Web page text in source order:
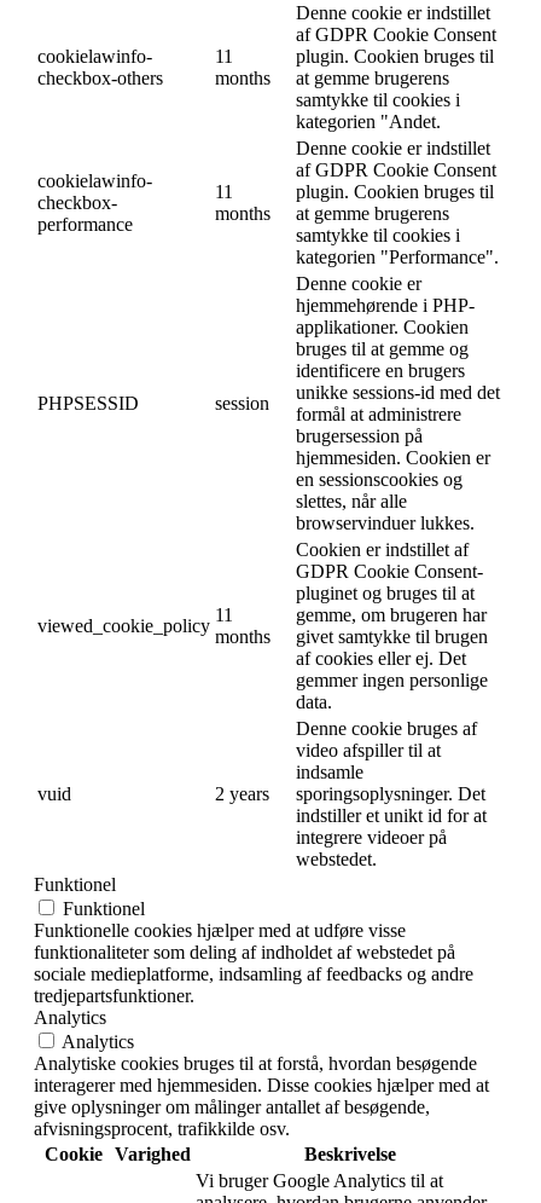
cookielawinfo-
checkbox-others
11
months
Denne cookie er indstillet
af GDPR Cookie Consent
plugin. Cookien bruges til
at gemme brugerens
samtykke til cookies i
kategorien "Andet.
cookielawinfo-
checkbox-
performance
11
months
Denne cookie er indstillet
af GDPR Cookie Consent
plugin. Cookien bruges til
at gemme brugerens
samtykke til cookies i
kategorien "Performance".
PHPSESSID session
Denne cookie er
hjemmehørende i PHP-
applikationer. Cookien
bruges til at gemme og
identificere en brugers
unikke sessions-id med det
formål at administrere
brugersession på
hjemmesiden. Cookien er
en sessionscookies og
slettes, når alle
browservinduer lukkes.
viewed_cookie_policy
11
months
Cookien er indstillet af
GDPR Cookie Consent-
pluginet og bruges til at
gemme, om brugeren har
givet samtykke til brugen
af cookies eller ej. Det
gemmer ingen personlige
data.
vuid 2 years
Denne cookie bruges af
video afspiller til at
indsamle
sporingsoplysninger. Det
indstiller et unikt id for at
integrere videoer på
webstedet.
Funktionel
Funktionel
Funktionelle cookies hjælper med at udføre visse
funktionaliteter som deling af indholdet af webstedet på
sociale medieplatforme, indsamling af feedbacks og andre
tredjepartsfunktioner.
Analytics
Analytics
Analytiske cookies bruges til at forstå, hvordan besøgende
interagerer med hjemmesiden. Disse cookies hjælper med at
give oplysninger om målinger antallet af besøgende,
afvisningsprocent, trafikkilde osv.
Cookie Varighed
Beskrivelse
Vi bruger Google Analytics til at